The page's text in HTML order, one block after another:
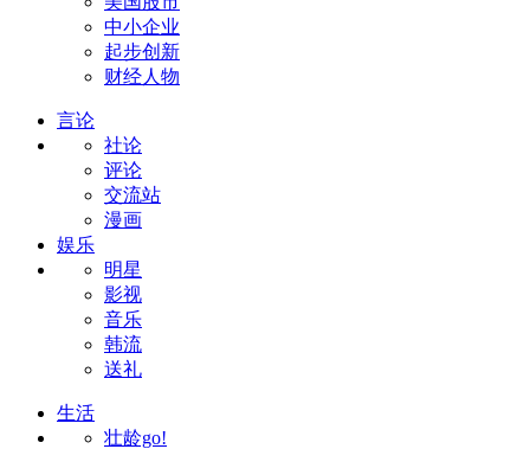
中小企业
起步创新
财经人物
言论
社论
评论
交流站
漫画
娱乐
明星
影视
音乐
韩流
送礼
生活
壮龄go!